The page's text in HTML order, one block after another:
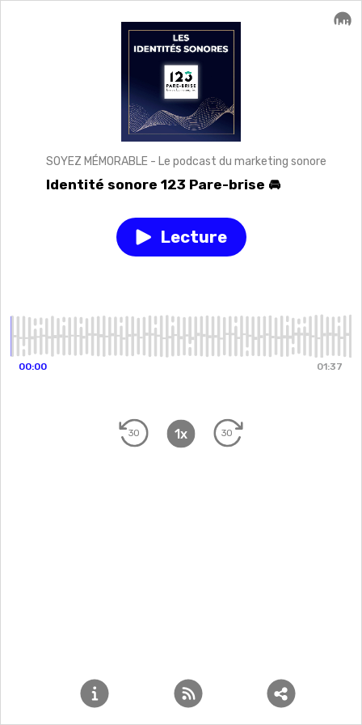
Play
episode
Pare-
brise
🚘
Lecture
SOYEZ MÉMORABLE - Le podcast du marketing sonore
Identité sonore 123 Pare-brise 🚘
00:00 01:37
30 1x 30